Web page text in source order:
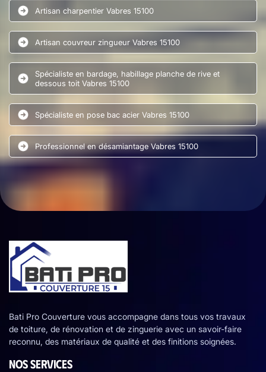
Artisan charpentier Vabres 15100
Artisan couvreur zingueur Vabres 15100
Spécialiste en bardage, habillage planche de rive et
dessous toit Vabres 15100
Spécialiste en pose bac acier Vabres 15100
Professionnel en désamiantage Vabres 15100
Bati Pro Couverture vous accompagne dans tous vos travaux
de toiture, de rénovation et de zinguerie avec un savoir-faire
reconnu, des matériaux de qualité et des finitions soignées.
NOS SERVICES